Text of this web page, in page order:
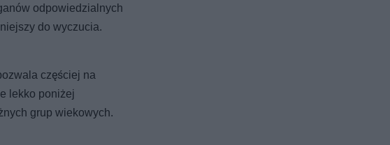
odpowiedzialnych
do wyczucia.
częściej na
lekko poniżej
grup wiekowych.